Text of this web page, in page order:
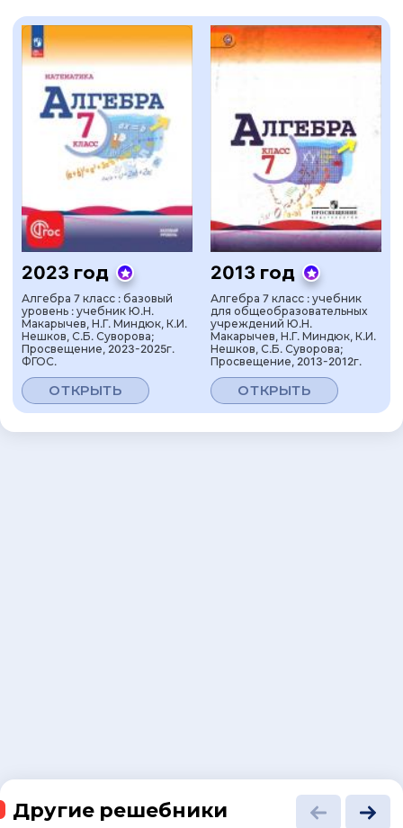
2023 год
Алгебра 7 класс : базовый
уровень : учебник Ю.Н.
Макарычев, Н.Г. Миндюк, К.И.
Нешков, С.Б. Суворова;
Просвещение, 2023-2025г.
ФГОС.
ОТКРЫТЬ
2013 год
Алгебра 7 класс : учебник
для общеобразовательных
учреждений Ю.Н.
Макарычев, Н.Г. Миндюк, К.И.
Нешков, С.Б. Суворова;
Просвещение, 2013-2012г.
ОТКРЫТЬ
Другие решебники